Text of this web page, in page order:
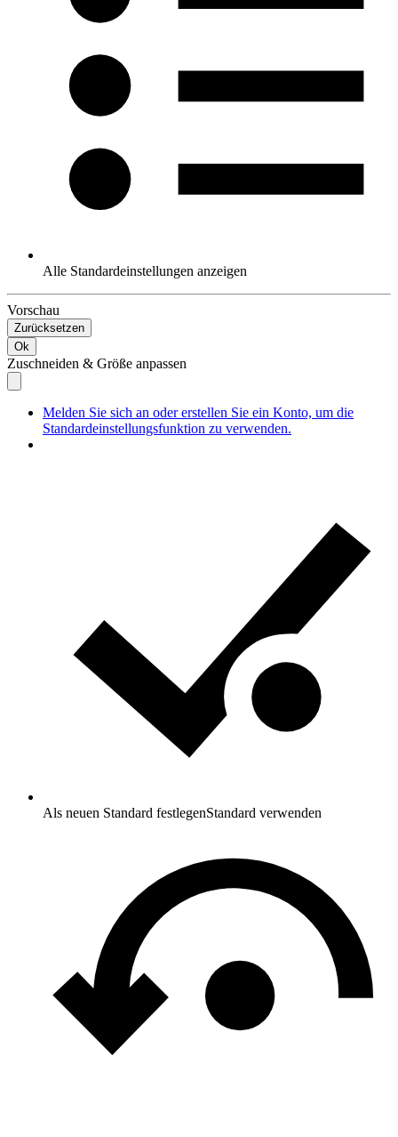
Alle Standardeinstellungen anzeigen
Vorschau
Zurücksetzen
Ok
Zuschneiden & Größe anpassen
Melden Sie sich an oder erstellen Sie ein Konto, um die
Standardeinstellungsfunktion zu verwenden.
Als neuen Standard festlegenStandard verwenden